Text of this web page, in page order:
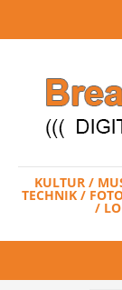
KULTUR /
TECHNIK /
/